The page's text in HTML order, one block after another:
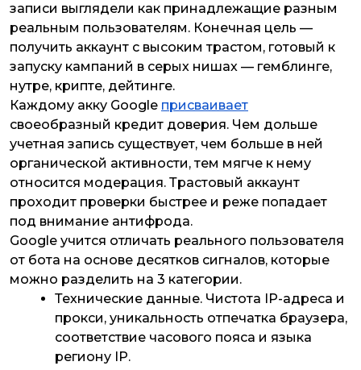
записи выглядели как принадлежащие разным
реальным пользователям. Конечная цель —
получить аккаунт с высоким трастом, готовый к
запуску кампаний в серых нишах — гемблинге,
нутре, крипте, дейтинге.
Каждому акку Google присваивает
своеобразный кредит доверия. Чем дольше
учетная запись существует, чем больше в ней
органической активности, тем мягче к нему
относится модерация. Трастовый аккаунт
проходит проверки быстрее и реже попадает
под внимание антифрода.
Google учится отличать реального пользователя
от бота на основе десятков сигналов, которые
можно разделить на 3 категории.
Технические данные. Чистота IP-адреса и
прокси, уникальность отпечатка браузера,
соответствие часового пояса и языка
региону IP.